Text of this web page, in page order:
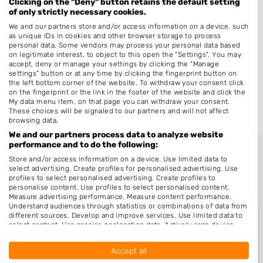
De Wijk
IJhorst
Koekange
Rouveen
Belt-Schutsloot
Havelterberg
of only strictly necessary cookies.
We and our partners store and/or access information on a device, such
as unique IDs in cookies and other browser storage to process
personal data. Some vendors may process your personal data based
on legitimate interest, to object to this open the "Settings". You may
accept, deny or manage your settings by clicking the "Manage
settings" button or at any time by clicking the fingerprint button on
the left bottom corner of the website. To withdraw your consent click
on the fingerprint or the link in the footer of the website and click the
My data menu item, on that page you can withdraw your consent.
These choices will be signaled to our partners and will not affect
browsing data.
We and our partners process data to analyze website
performance and to do the following:
Store and/or access information on a device. Use limited data to
select advertising. Create profiles for personalised advertising. Use
profiles to select personalised advertising. Create profiles to
personalise content. Use profiles to select personalised content.
Measure advertising performance. Measure content performance.
Understand audiences through statistics or combinations of data from
different sources. Develop and improve services. Use limited data to
select content. Use precise geolocation data. Actively scan device
Data may be shared outside of the European Union and send to the
Accept all